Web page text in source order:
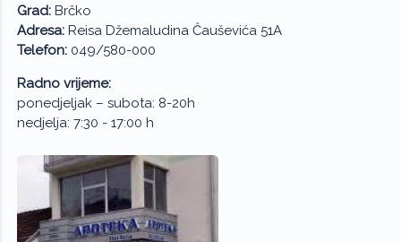
Grad: Brčko
Adresa: Reisa Džemaludina Čauševića 51A
Telefon: 049/580-000
Radno vrijeme:
ponedjeljak – subota: 8-20h
nedjelja: 7:30 - 17:00 h